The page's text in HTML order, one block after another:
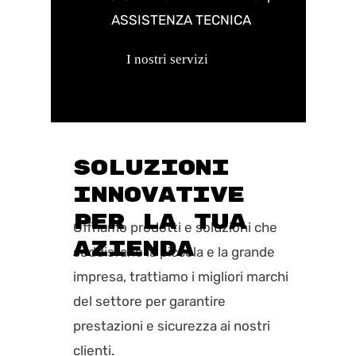
ASSISTENZA TECNICA
I nostri servizi
SOLUZIONI
INNOVATIVE
PER LA TUA
AZIENDA
Offriamo prodotti e soluzioni che
soddisfano la piccola e la grande
impresa, trattiamo i migliori marchi
del settore per garantire
prestazioni e sicurezza ai nostri
clienti.